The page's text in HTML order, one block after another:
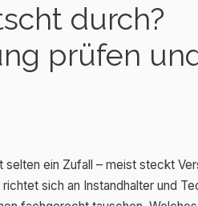
durch?
prüfen
ein Zufall – meist steckt
sich an Instandhalter und